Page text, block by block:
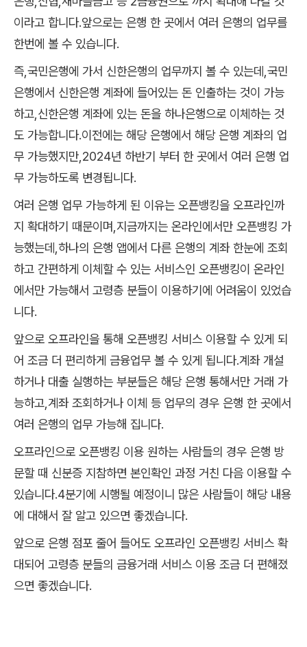
이라고 합니다.앞으로는 은행 한 곳에서 여러 은행의 업무를
한번에 볼 수 있습니다.
즉,국민은행에 가서 신한은행의 업무까지 볼 수 있는데,국민
은행에서 신한은행 계좌에 들어있는 돈 인출하는 것이 가능
하고,신한은행 계좌에 있는 돈을 하나은행으로 이체하는 것
도 가능합니다.이전에는 해당 은행에서 해당 은행 계좌의 업
무 가능했지만,2024년 하반기 부터 한 곳에서 여러 은행 업
무 가능하도록 변경됩니다.
여러 은행 업무 가능하게 된 이유는 오픈뱅킹을 오프라인까
지 확대하기 때문이며,지금까지는 온라인에서만 오픈뱅킹 가
능했는데,하나의 은행 앱에서 다른 은행의 계좌 한눈에 조회
하고 간편하게 이체할 수 있는 서비스인 오픈뱅킹이 온라인
에서만 가능해서 고령층 분들이 이용하기에 어려움이 있었습
니다.
앞으로 오프라인을 통해 오픈뱅킹 서비스 이용할 수 있게 되
어 조금 더 편리하게 금융업무 볼 수 있게 됩니다.계좌 개설
하거나 대출 실행하는 부분들은 해당 은행 통해서만 거래 가
능하고,계좌 조회하거나 이체 등 업무의 경우 은행 한 곳에서
여러 은행의 업무 가능해 집니다.
오프라인으로 오픈뱅킹 이용 원하는 사람들의 경우 은행 방
문할 때 신분증 지참하면 본인확인 과정 거친 다음 이용할 수
있습니다.4분기에 시행될 예정이니 많은 사람들이 해당 내용
에 대해서 잘 알고 있으면 좋겠습니다.
앞으로 은행 점포 줄어 들어도 오프라인 오픈뱅킹 서비스 확
대되어 고령층 분들의 금융거래 서비스 이용 조금 더 편해졌
으면 좋겠습니다.